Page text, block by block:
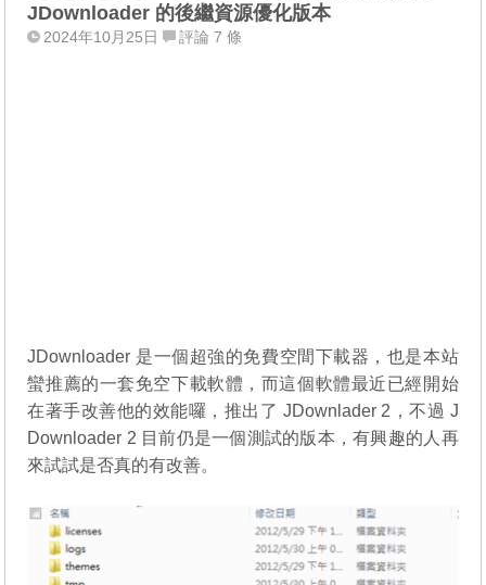
JDownloader 的後繼資源優化版本
2024年10月25日 評論 7 條
JDownloader 是一個超強的免費空間下載器，也是本站
蠻推薦的一套免空下載軟體，而這個軟體最近已經開始
在著手改善他的效能囉，推出了 JDownlader 2，不過 J
Downloader 2 目前仍是一個測試的版本，有興趣的人再
來試試是否真的有改善。